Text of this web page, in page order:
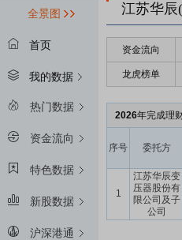
全景图
首页
我的数据
热门数据
资金流向
特色数据
新股数据
沪深港通
江苏华辰
资金流向
龙虎榜单
2026年完成理
序号 委托方
1
江苏华辰变
压器股份有
限公司及子
公司